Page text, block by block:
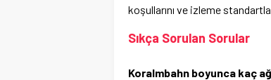
koşullarını ve izleme
Sıkça Sorulan Sorular
Koralmbahn boyunca kaç